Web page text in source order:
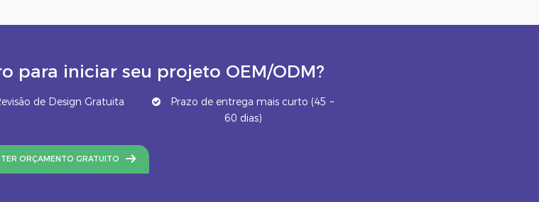
para iniciar seu projeto OEM/ODM?
de Design Gratuita
Prazo de entrega mais curto (45 ~
60 dias)
ORÇAMENTO GRATUITO